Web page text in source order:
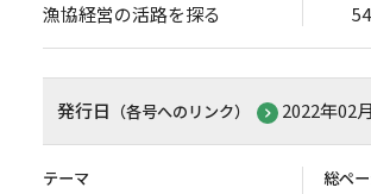
漁協経営の活路を探る 54
発行日 （各号へのリンク） 2022年02月
テーマ 総ペ